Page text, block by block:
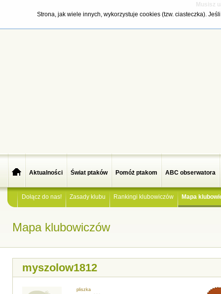
Strona, jak wiele innych, wykorzystuje cookies (tzw. ciasteczka).
Musisz
Aktualności Świat ptaków Pomóż ptakom ABC obserwatora
Dołącz do nas! Zasady klubu Rankingi klubowiczów Mapa
Mapa klubowiczów
myszolow1812
pliszka